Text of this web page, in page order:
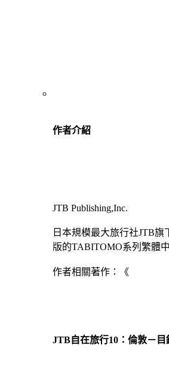
作者介紹
JTB Publishing,Inc.
日本規模最大旅行社JTB旗
版的TABITOMO系列繁體
作者相關著作：《
JTB自在旅行10：倫敦－目